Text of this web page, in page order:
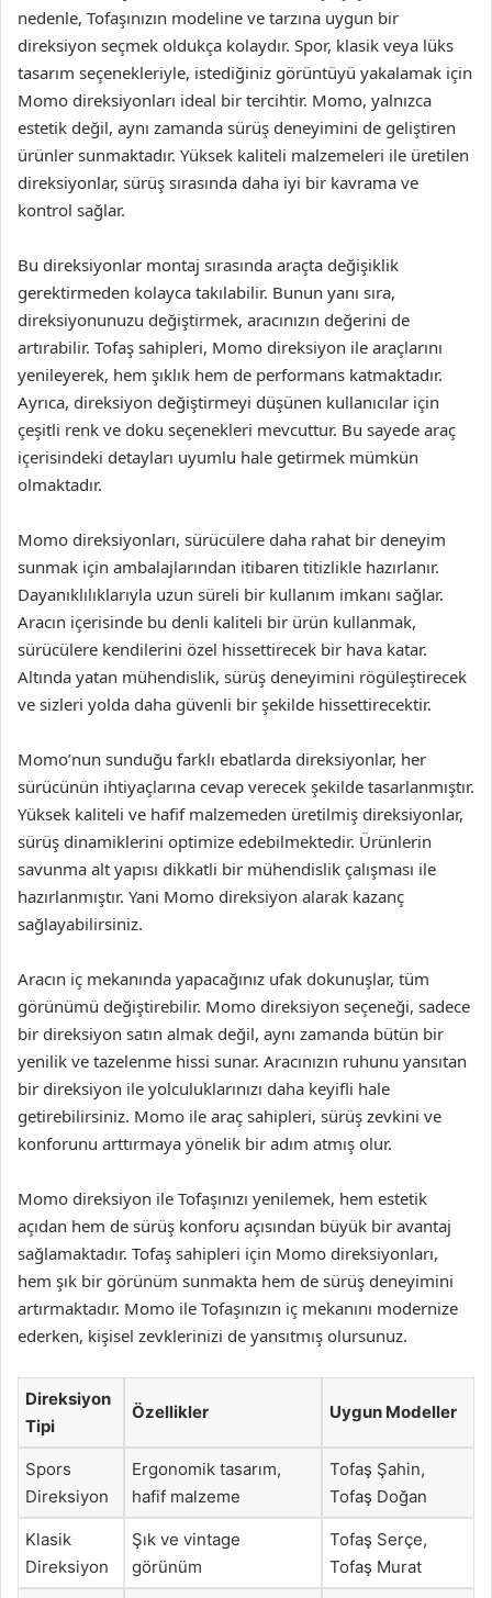
nedenle, Tofaşınızın modeline ve tarzına uygun bir
direksiyon seçmek oldukça kolaydır. Spor, klasik veya lüks
tasarım seçenekleriyle, istediğiniz görüntüyü yakalamak için
Momo direksiyonları ideal bir tercihtir. Momo, yalnızca
estetik değil, aynı zamanda sürüş deneyimini de geliştiren
ürünler sunmaktadır. Yüksek kaliteli malzemeleri ile üretilen
direksiyonlar, sürüş sırasında daha iyi bir kavrama ve
kontrol sağlar.
Bu direksiyonlar montaj sırasında araçta değişiklik
gerektirmeden kolayca takılabilir. Bunun yanı sıra,
direksiyonunuzu değiştirmek, aracınızın değerini de
artırabilir. Tofaş sahipleri, Momo direksiyon ile araçlarını
yenileyerek, hem şıklık hem de performans katmaktadır.
Ayrıca, direksiyon değiştirmeyi düşünen kullanıcılar için
çeşitli renk ve doku seçenekleri mevcuttur. Bu sayede araç
içerisindeki detayları uyumlu hale getirmek mümkün
olmaktadır.
Momo direksiyonları, sürücülere daha rahat bir deneyim
sunmak için ambalajlarından itibaren titizlikle hazırlanır.
Dayanıklılıklarıyla uzun süreli bir kullanım imkanı sağlar.
Aracın içerisinde bu denli kaliteli bir ürün kullanmak,
sürücülere kendilerini özel hissettirecek bir hava katar.
Altında yatan mühendislik, sürüş deneyimini rögüleştirecek
ve sizleri yolda daha güvenli bir şekilde hissettirecektir.
Momo’nun sunduğu farklı ebatlarda direksiyonlar, her
sürücünün ihtiyaçlarına cevap verecek şekilde tasarlanmıştır.
Yüksek kaliteli ve hafif malzemeden üretilmiş direksiyonlar,
sürüş dinamiklerini optimize edebilmektedir. Ürünlerin
savunma alt yapısı dikkatli bir mühendislik çalışması ile
hazırlanmıştır. Yani Momo direksiyon alarak kazanç
sağlayabilirsiniz.
Aracın iç mekanında yapacağınız ufak dokunuşlar, tüm
görünümü değiştirebilir. Momo direksiyon seçeneği, sadece
bir direksiyon satın almak değil, aynı zamanda bütün bir
yenilik ve tazelenme hissi sunar. Aracınızın ruhunu yansıtan
bir direksiyon ile yolculuklarınızı daha keyifli hale
getirebilirsiniz. Momo ile araç sahipleri, sürüş zevkini ve
konforunu arttırmaya yönelik bir adım atmış olur.
Momo direksiyon ile Tofaşınızı yenilemek, hem estetik
açıdan hem de sürüş konforu açısından büyük bir avantaj
sağlamaktadır. Tofaş sahipleri için Momo direksiyonları,
hem şık bir görünüm sunmakta hem de sürüş deneyimini
artırmaktadır. Momo ile Tofaşınızın iç mekanını modernize
ederken, kişisel zevklerinizi de yansıtmış olursunuz.
Direksiyon
Tipi
Özellikler Uygun Modeller
Spors
Direksiyon
Ergonomik tasarım,
hafif malzeme
Tofaş Şahin,
Tofaş Doğan
Klasik
Direksiyon
Şık ve vintage
görünüm
Tofaş Serçe,
Tofaş Murat